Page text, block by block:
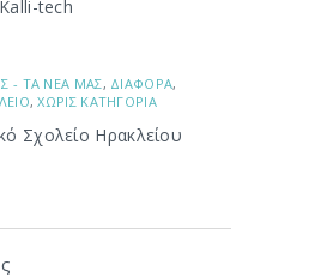
tech
- ΤΑ ΝΕΑ ΜΑΣ, ΔΙΑΦΟΡΑ,
,ΧΩΡΙΣ ΚΑΤΗΓΟΡΙΑ
Σχολείο Ηρακλείου